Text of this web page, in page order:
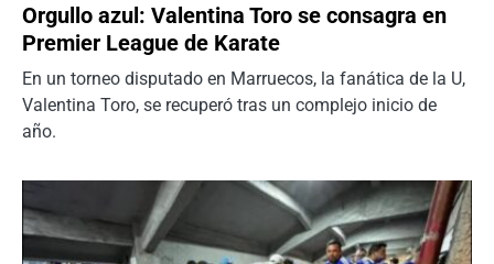
Orgullo azul: Valentina Toro se consagra en
Premier League de Karate
En un torneo disputado en Marruecos, la fanática de la U,
Valentina Toro, se recuperó tras un complejo inicio de
año.